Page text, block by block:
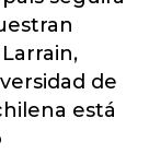
de
está